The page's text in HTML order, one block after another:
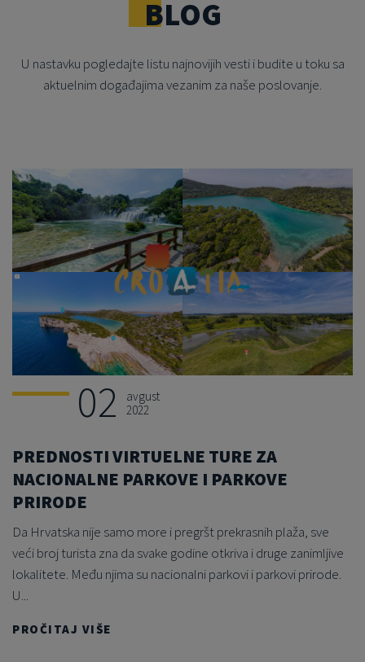
BLOG
U nastavku pogledajte listu najnovijih vesti i budite u toku sa
aktuelnim događajima vezanim za naše poslovanje.
02
avgust
2022
PREDNOSTI VIRTUELNE TURE ZA
NACIONALNE PARKOVE I PARKOVE
PRIRODE
Da Hrvatska nije samo more i pregršt prekrasnih plaža, sve
veći broj turista zna da svake godine otkriva i druge zanimljive
lokalitete. Među njima su nacionalni parkovi i parkovi prirode.
U...
PROČITAJ VIŠE